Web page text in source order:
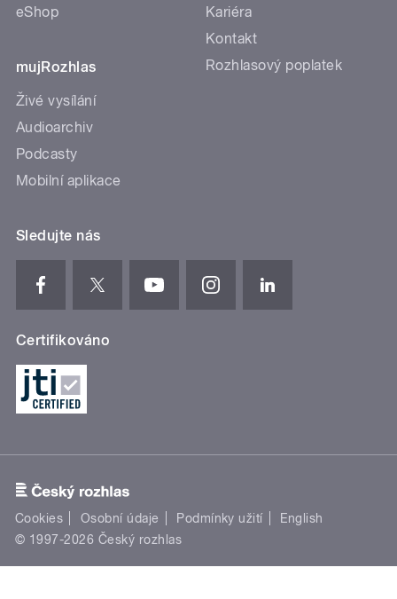
eShop
mujRozhlas
Živé vysílání
Audioarchiv
Podcasty
Mobilní aplikace
Kariéra
Kontakt
Rozhlasový poplatek
Sledujte nás
Certifikováno
Cookies Osobní údaje Podmínky užití
English
© 1997-2026 Český rozhlas